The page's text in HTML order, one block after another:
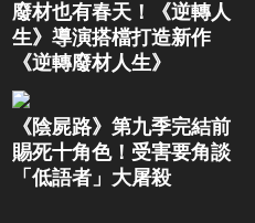
廢材也有春天！《逆轉人
生》導演搭檔打造新作
《逆轉廢材人生》
《陰屍路》第九季完結前
賜死十角色！受害要角談
「低語者」大屠殺